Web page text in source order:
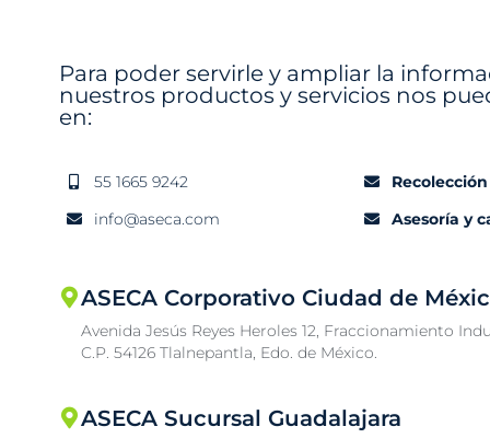
Para poder servirle y ampliar la
nuestros productos y servicios nos
en:
55 1665 9242
info@aseca.com
Recolección
Asesoría y
ASECA Corporativo Ciudad de
Avenida Jesús Reyes Heroles 12, Fraccionamiento
C.P. 54126 Tlalnepantla, Edo. de México.
ASECA Sucursal Guadalajara